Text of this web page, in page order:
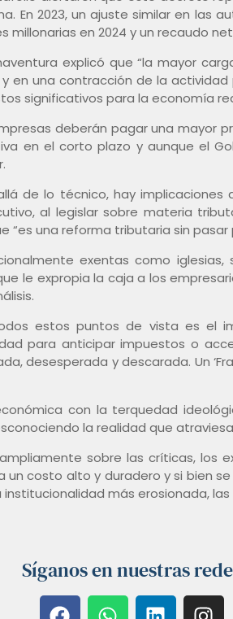
En 2023, un ajuste similar en las
millonarias en 2024 y un recaudo
explicó que “la mayor
en una contracción de la
significativos para la economía
deberán pagar una mayor
en el corto plazo y aunque el
de lo técnico, hay
al legislar sobre materia
“es una reforma tributaria sin pasar
exentas como
le expropia la caja a los
estos puntos de vista es el
para anticipar impuestos o
desesperada y descarada. Un
con la terquedad
la realidad que
sobre las críticas, los
costo alto y duradero y si bien
más erosionada,
Síganos en nuestras